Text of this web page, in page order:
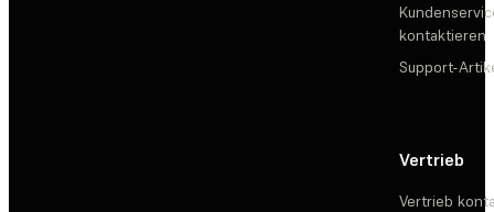
kontaktieren
Support-
Vertrieb
Vertrieb